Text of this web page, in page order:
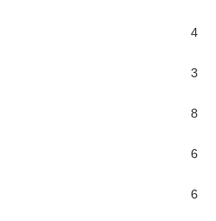
4
3
8
6
6